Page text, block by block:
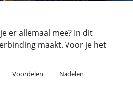
er allemaal mee? In dit
maakt. Voor je het
Voordelen Nadelen